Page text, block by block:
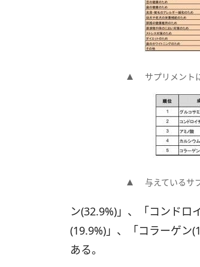
サプリメント
与えているサ
ン(32.9%)」、「コンドロ
(19.9%)」、「コラーゲン
ある。